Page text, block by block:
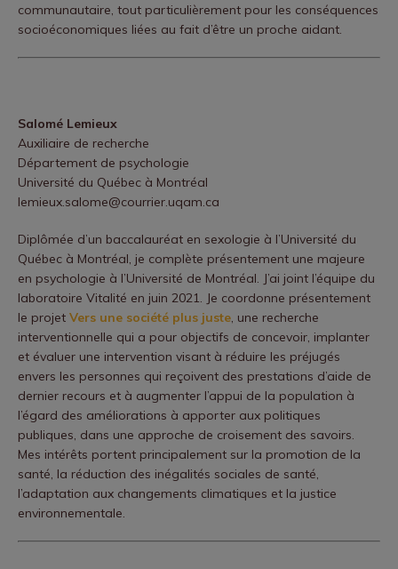
communautaire, tout particulièrement pour les conséquences
socioéconomiques liées au fait d’être un proche aidant.
Salomé Lemieux
Auxiliaire de recherche
Département de psychologie
Université du Québec à Montréal
lemieux.salome@courrier.uqam.ca
Diplômée d’un baccalauréat en sexologie à l’Université du
Québec à Montréal, je complète présentement une majeure
en psychologie à l’Université de Montréal. J’ai joint l’équipe du
laboratoire Vitalité en juin 2021. Je coordonne présentement
le projet Vers une société plus juste, une recherche
interventionnelle qui a pour objectifs de concevoir, implanter
et évaluer une intervention visant à réduire les préjugés
envers les personnes qui reçoivent des prestations d’aide de
dernier recours et à augmenter l’appui de la population à
l’égard des améliorations à apporter aux politiques
publiques, dans une approche de croisement des savoirs.
Mes intérêts portent principalement sur la promotion de la
santé, la réduction des inégalités sociales de santé,
l’adaptation aux changements climatiques et la justice
environnementale.